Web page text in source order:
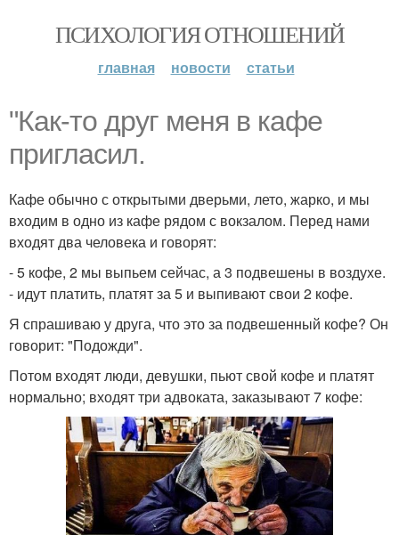
ПСИХОЛОГИЯ ОТНОШЕНИЙ
главная новости статьи
"Как-то друг меня в кафе
пригласил.
Кафе обычно с открытыми дверьми, лето, жарко, и мы
входим в одно из кафе рядом с вокзалом. Перед нами
входят два человека и говорят:
- 5 кофе, 2 мы выпьем сейчас, а 3 подвешены в воздухе.
- идут платить, платят за 5 и выпивают свои 2 кофе.
Я спрашиваю у друга, что это за подвешенный кофе? Он
говорит: "Подожди".
Потом входят люди, девушки, пьют свой кофе и платят
нормально; входят три адвоката, заказывают 7 кофе: